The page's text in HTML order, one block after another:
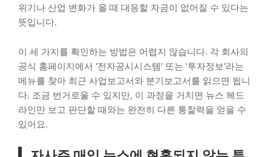
위기나 산업 변화가 올 때 대응할 자금이 없어질 수 있다는
뜻입니다.
이 세 가지를 확인하는 방법은 어렵지 않습니다. 각 회사의
공식 홈페이지에서 '전자공시시스템' 또는 '투자정보'라는
메뉴를 찾아 최근 사업보고서와 분기보고서를 읽으면 됩니
다. 조금 번거로울 수 있지만, 이 과정을 거치면 뉴스 헤드
라인만 보고 판단할 때와는 완전히 다른 통찰력을 얻을 수
있어요.